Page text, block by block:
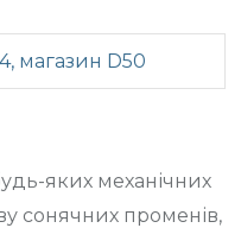
магазин D50
яких механічних
сонячних променів,